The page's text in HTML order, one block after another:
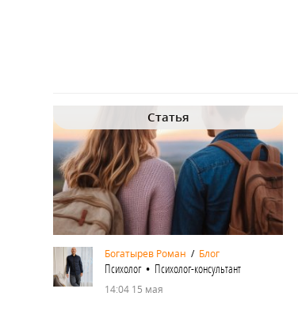
Статья
Богатырев Роман / Блог
Психолог • Психолог-консультант
14:04 15 мая